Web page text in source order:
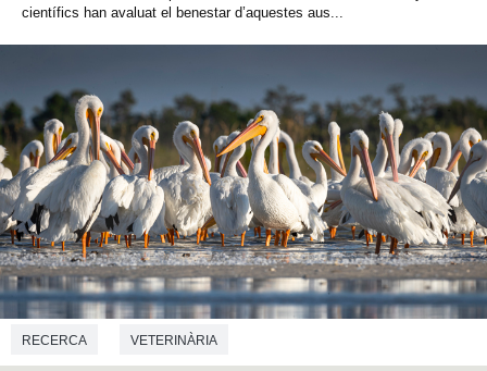
científics han avaluat el benestar d’aquestes aus...
RECERCA VETERINÀRIA